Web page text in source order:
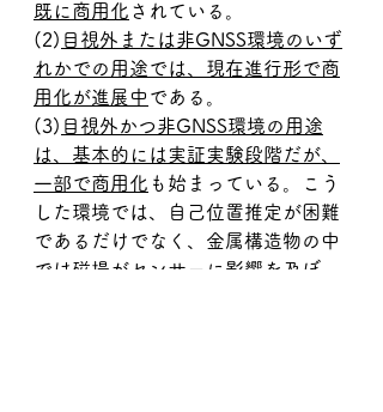
既に商用化 されている。
(2) 目視外または非GNSS環境のいず
れかでの用途では、現在進行形で商
用化が進展中 である。
(3) 目視外かつ非GNSS環境の用途
は、基本的には実証実験段階だが、
一部で商用化 も始まっている。こう
した環境では、自己位置推定が困難
であるだけでなく、金属構造物の中
では磁場がセンサーに影響を及ぼ